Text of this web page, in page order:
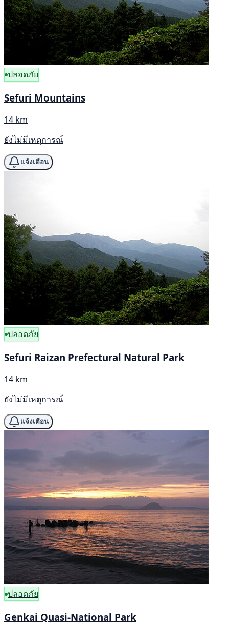
ปลอดภัย
Sefuri Mountains
14 km
ยังไม่มีเหตุการณ์
แจ้งเตือน
ปลอดภัย
Sefuri Raizan Prefectural Natural Park
14 km
ยังไม่มีเหตุการณ์
แจ้งเตือน
ปลอดภัย
Genkai Quasi-National Park